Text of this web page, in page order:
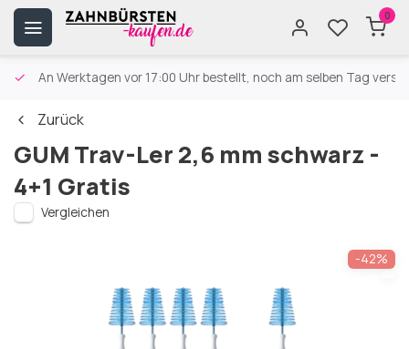
0
An Werktagen vor 17:00 Uhr bestellt, noch am selben Tag
Zurück
GUM Trav-Ler 2,6 mm schwarz -
4+1 Gratis
Vergleichen
-42%